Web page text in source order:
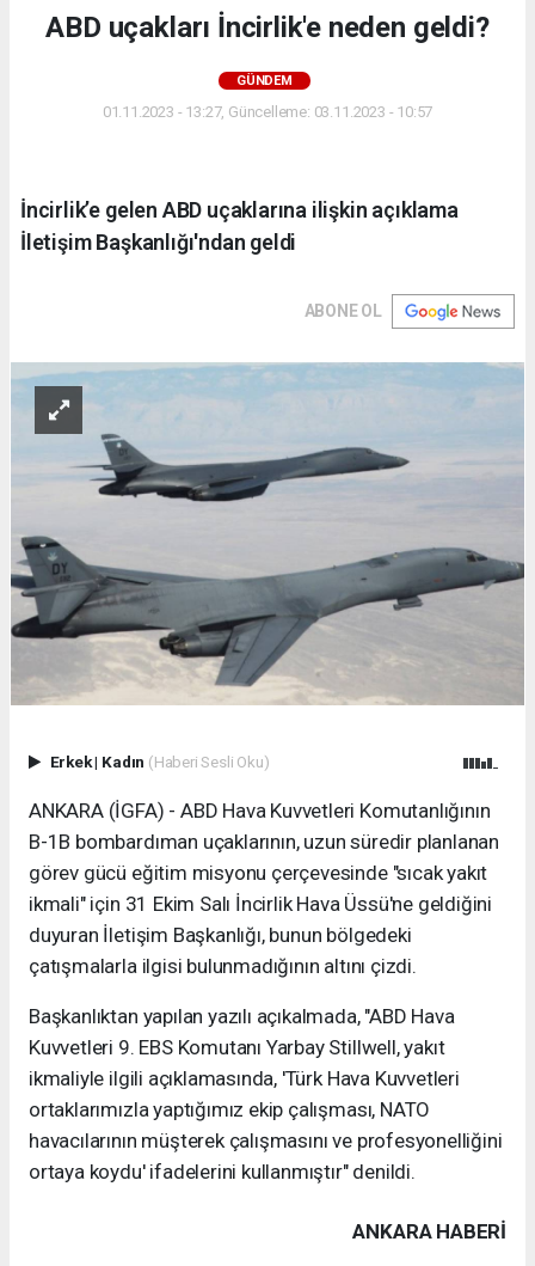
ABD uçakları İncirlik'e neden geldi?
GÜNDEM
01.11.2023 - 13:27, Güncelleme: 03.11.2023 - 10:57
İncirlik’e gelen ABD uçaklarına ilişkin açıklama
İletişim Başkanlığı'ndan geldi
ABONE OL
Erkek| Kadın (Haberi Sesli Oku)
ANKARA (İGFA) - ABD Hava Kuvvetleri Komutanlığının
B-1B bombardıman uçaklarının, uzun süredir planlanan
görev gücü eğitim misyonu çerçevesinde "sıcak yakıt
ikmali" için 31 Ekim Salı İncirlik Hava Üssü'ne geldiğini
duyuran İletişim Başkanlığı, bunun bölgedeki
çatışmalarla ilgisi bulunmadığının altını çizdi.
Başkanlıktan yapılan yazılı açıkalmada, "ABD Hava
Kuvvetleri 9. EBS Komutanı Yarbay Stillwell, yakıt
ikmaliyle ilgili açıklamasında, 'Türk Hava Kuvvetleri
ortaklarımızla yaptığımız ekip çalışması, NATO
havacılarının müşterek çalışmasını ve profesyonelliğini
ortaya koydu' ifadelerini kullanmıştır" denildi.
ANKARA HABERİ